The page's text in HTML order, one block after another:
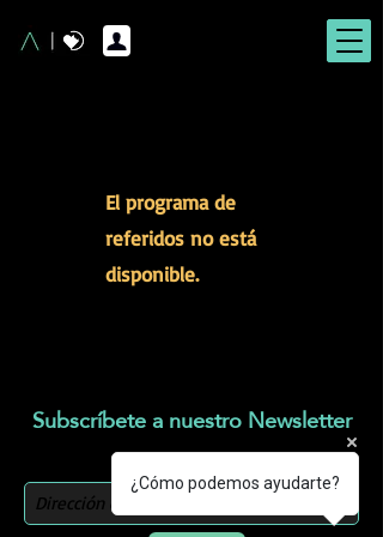
El programa de
referidos no está
disponible.
Subscríbete a nuestro Newsletter
Quiero obtener un 10% OFF
¿Cómo podemos ayudarte?